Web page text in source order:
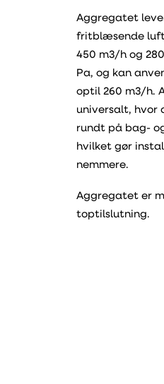
Aggregatet
fritblæsende
450 m3/h og
Pa, og kan
optil 260 m3/h.
universalt, hvor
rundt på bag-
hvilket gør
nemmere.
Aggregatet er
toptilslutning.